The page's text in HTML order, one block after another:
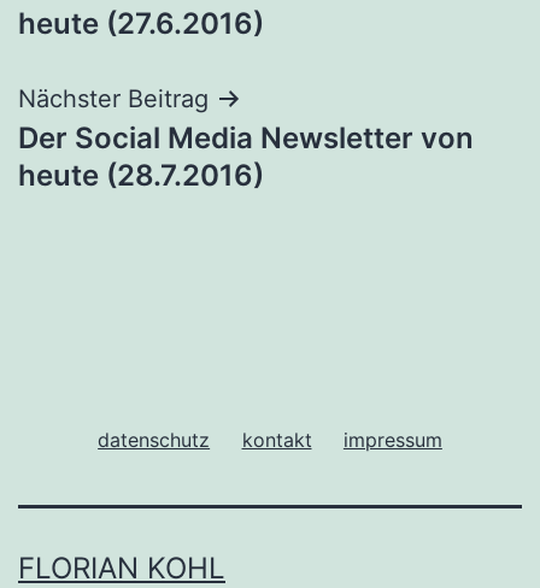
heute (27.6.2016)
Nächster Beitrag
Der Social Media Newsletter von
heute (28.7.2016)
datenschutz kontakt impressum
FLORIAN KOHL